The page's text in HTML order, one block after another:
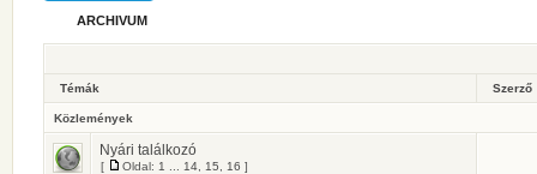
ARCHIVUM
Témák Szerző
Közlemények
Nyári találkozó
[ Oldal: 1 14 15 16 ]